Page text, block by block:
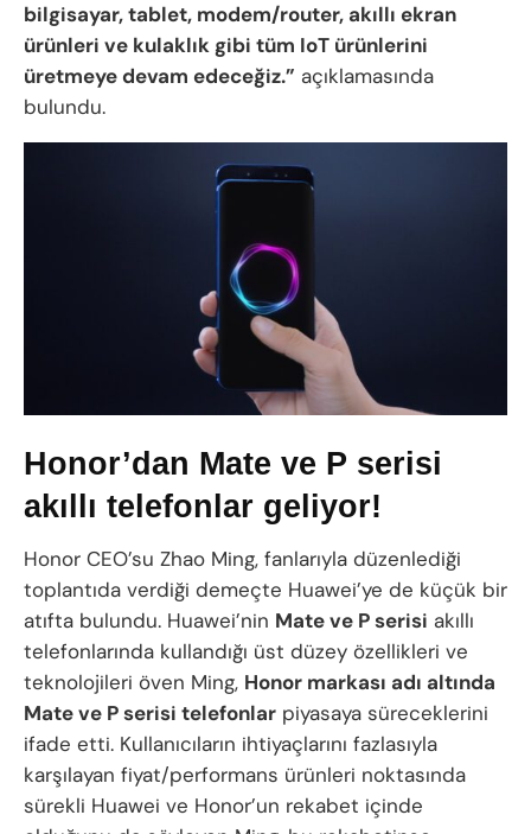
bilgisayar, tablet, modem/router, akıllı ekran
ürünleri ve kulaklık gibi tüm IoT ürünlerini
üretmeye devam edeceğiz.” açıklamasında
bulundu.
Honor’dan Mate ve P serisi
akıllı telefonlar geliyor!
Honor CEO’su Zhao Ming, fanlarıyla düzenlediği
toplantıda verdiği demeçte Huawei’ye de küçük bir
atıfta bulundu. Huawei’nin Mate ve P serisi akıllı
telefonlarında kullandığı üst düzey özellikleri ve
teknolojileri öven Ming, Honor markası adı altında
Mate ve P serisi telefonlar piyasaya süreceklerini
ifade etti. Kullanıcıların ihtiyaçlarını fazlasıyla
karşılayan fiyat/performans ürünleri noktasında
sürekli Huawei ve Honor’un rekabet içinde